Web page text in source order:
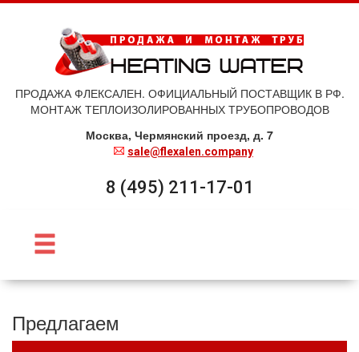
ПРОДАЖА ФЛЕКСАЛЕН. ОФИЦИАЛЬНЫЙ ПОСТАВЩИК В РФ.
МОНТАЖ ТЕПЛОИЗОЛИРОВАННЫХ ТРУБОПРОВОДОВ
Москва, Чермянский проезд, д. 7
sale@flexalen.company
8 (495) 211-17-01
Предлагаем